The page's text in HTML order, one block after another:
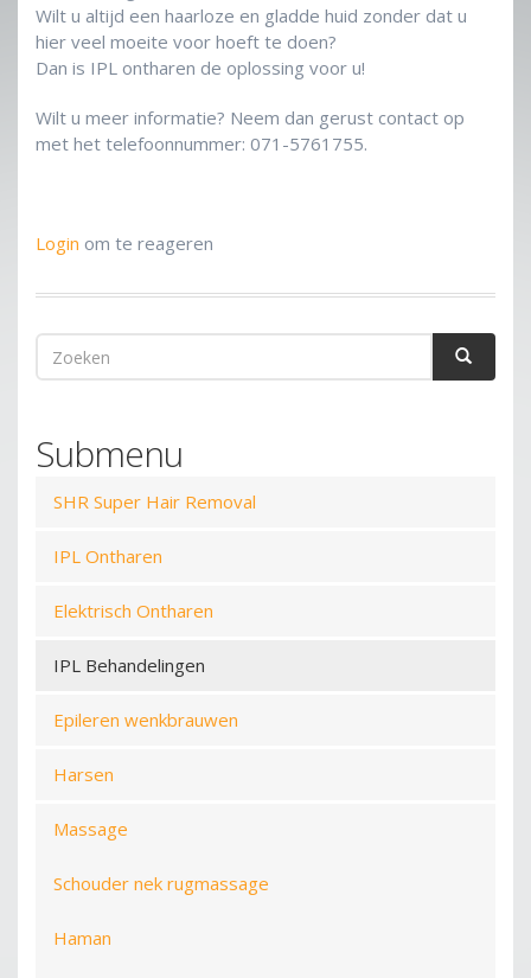
Wilt u altijd een haarloze en gladde huid zonder dat u
hier veel moeite voor hoeft te doen?
Dan is IPL ontharen de oplossing voor u!
Wilt u meer informatie? Neem dan gerust contact op
met het telefoonnummer: 071-5761755.
Login om te reageren
Zoekveld
Submenu
SHR Super Hair Removal
IPL Ontharen
Elektrisch Ontharen
IPL Behandelingen
Epileren wenkbrauwen
Harsen
Massage
Schouder nek rugmassage
Haman